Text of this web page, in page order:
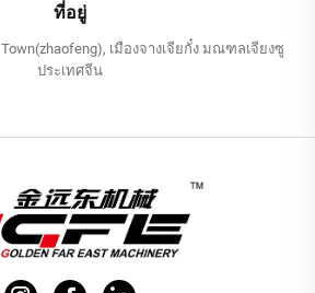
ที่อยู่
Town(zhaofeng), เมืองจางเจียกั๋ง มณฑลเจียงซู
ประเทศจีน